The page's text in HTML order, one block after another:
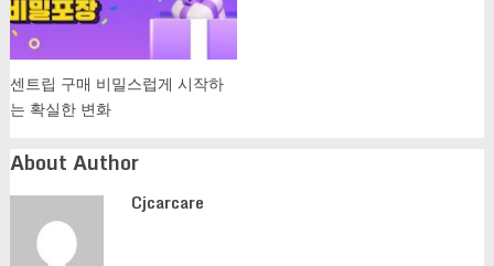
센트립 구매 비밀스럽게 시작하
는 확실한 변화
About Author
Cjcarcare